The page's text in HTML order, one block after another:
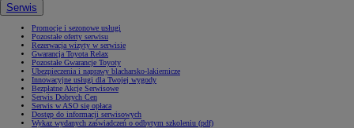
Serwis
Promocje i sezonowe usługi
Pozostałe oferty serwisu
Rezerwacja wizyty w serwisie
Gwarancja Toyota Relax
Pozostałe Gwarancje Toyoty
Ubezpieczenia i naprawy blacharsko-lakiernicze
Innowacyjne usługi dla Twojej wygody
Bezpłatne Akcje Serwisowe
Serwis Dobrych Cen
Serwis w ASO się opłaca
Dostęp do informacji serwisowych
Wykaz wydanych zaświadczeń o odbytym szkoleniu (pdf)